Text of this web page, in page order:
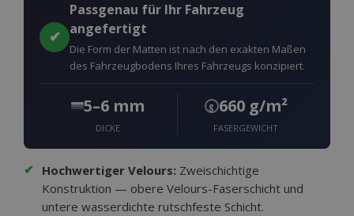
✔
Passgenau für Ihr Fahrzeug
angefertigt
Die Form der Matten ist nach den exakten Maßen
des Fahrzeugbodens Ihres Fahrzeugs konzipiert.
5–6 mm
DICKE
g 660 g/m²
FASERGEWICHT
✔ Hochwertiger Velours: Zweischichtige
Konstruktion — obere Velours-Faserschicht und
untere wasserdichte rutschfeste Schicht.